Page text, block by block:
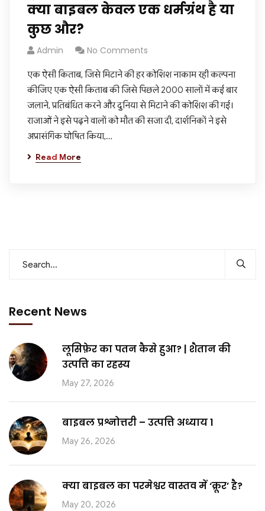
क्या बाइबल केवल एक धर्मग्रंथ है या
कुछ और?
Admin No Comments
एक ऐसी किताब, जिसे मिटाने की हर कोशिश नाकाम रही कल्पना
कीजिए एक ऐसी किताब की जिसे पिछले 2000 सालों में कई बार
जलाने, प्रतिबंधित करने और दुनिया से मिटाने की कोशिश की गई।
राजाओं ने इसे पढ़ने वालों को मौत की सजा दी, दार्शनिकों ने इसे
अप्रासंगिक घोषित किया,…
Read More
Recent News
लूसिफ़ेर का पतन कैसे हुआ? | शैतान की
उत्पत्ति का रहस्य
May 27, 2026
बाइबल प्रश्नोत्तरी – उत्पत्ति अध्याय 1
May 26, 2026
क्या बाइबल का परमेश्वर वास्तव में ‘क्रूर’ है?
May 20, 2026